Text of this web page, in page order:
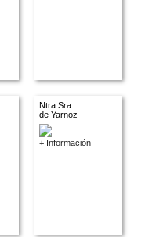
Ntra Sra.
de Yarnoz
+ Información